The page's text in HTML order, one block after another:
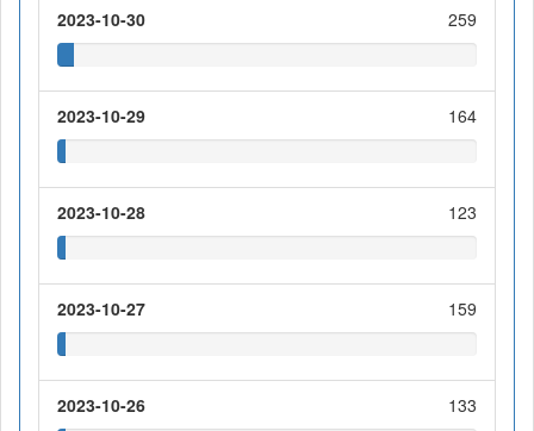
2023-10-30 259
2023-10-29 164
2023-10-28 123
2023-10-27 159
2023-10-26 133